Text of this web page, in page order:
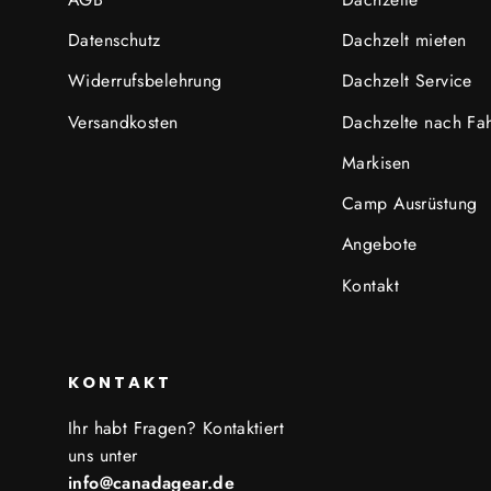
Datenschutz
Widerrufsbelehrung
Versandkosten
Dachzelt mieten
Dachzelt Service
Dachzelte nach
Markisen
Camp Ausrüstung
Angebote
Kontakt
KONTAKT
Ihr habt Fragen? Kontaktiert
uns unter
info@canadagear.de